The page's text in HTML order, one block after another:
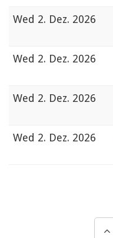
Wed 2. Dez. 2026
Wed 2. Dez. 2026
Wed 2. Dez. 2026
Wed 2. Dez. 2026